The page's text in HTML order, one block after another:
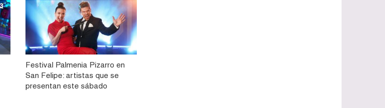
Festival Palmenia Pizarro en
San Felipe: artistas que se
presentan este sábado